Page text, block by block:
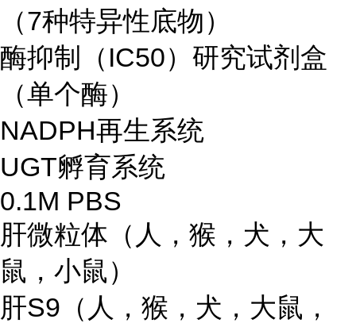
（7种特异性底物）
酶抑制（IC50）研究试剂盒
（单个酶）
NADPH再生系统
UGT孵育系统
0.1M PBS
肝微粒体（人，猴，犬，大
鼠，小鼠）
肝S9（人，猴，犬，大鼠，